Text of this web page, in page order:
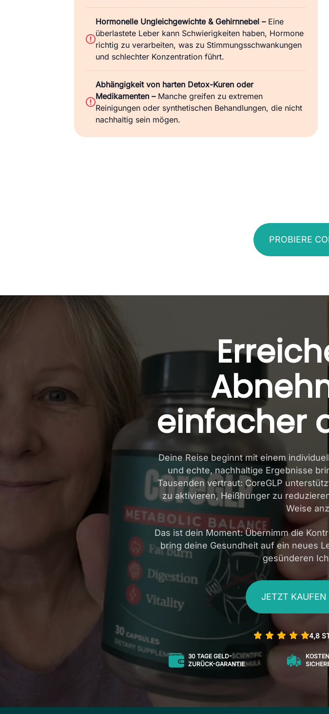
Hormonelle Ungleichgewichte & Gehirnnebel –Eine
überlastete Leber kann Schwierigkeiten haben, Hormone
richtig zu verarbeiten, was zu Stimmungsschwankungen
und schlechter Konzentration führt.
Abhängigkeit von harten Detox-Kuren oder
Medikamenten –Manche greifen zu extremen
Reinigungen oder synthetischen Behandlungen, die nicht
nachhaltig sein mögen.
PROBIERE
einfacher
Deine Reise beginnt mit einem
und echte, nachhaltige Ergebnisse
Tausenden vertraut: CoreGLP
zu aktivieren, Heißhunger zu
Weise
Das ist dein Moment: Übernimm die
bring deine Gesundheit auf ein neues
gesünderen
JETZT
4,8
30 TAGE GELD-
ZURÜCK-GARANTIE